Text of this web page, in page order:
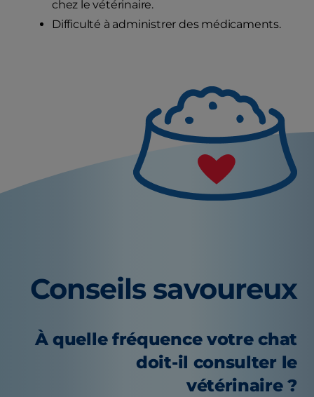
chez le vétérinaire.
Difficulté à administrer des médicaments.
Conseils savoureux
À quelle fréquence votre chat
doit-il consulter le
vétérinaire ?